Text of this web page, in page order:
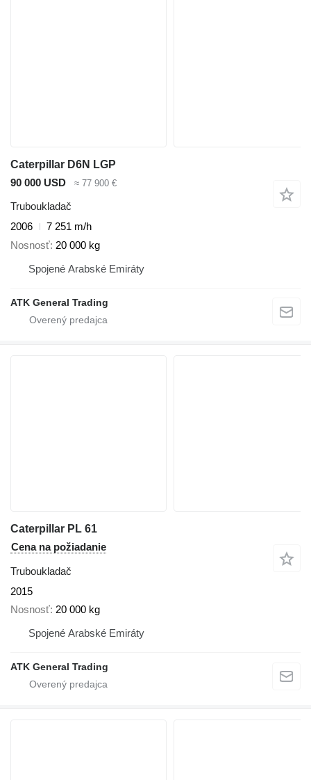
Caterpillar D6N LGP
90 000 USD
≈ 77 900 €
Truboukladač
2006
7 251 m/h
Nosnosť 20 000 kg
Spojené Arabské Emiráty
ATK General Trading
Caterpillar PL 61
Cena na požiadanie
Truboukladač
2015
Nosnosť 20 000 kg
Spojené Arabské Emiráty
ATK General Trading